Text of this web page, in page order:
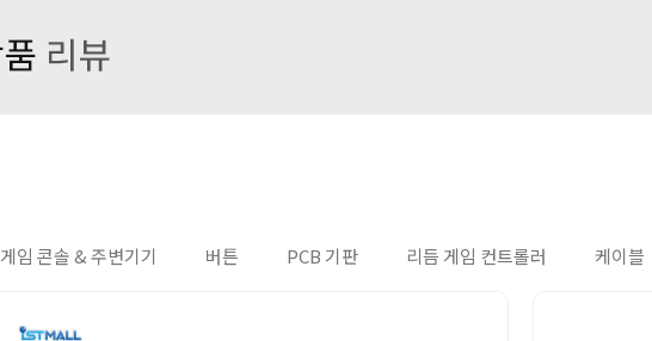
게임 콘솔 & 주변기기 버튼 PCB 기판 리듬 게임 컨트롤러 케이블